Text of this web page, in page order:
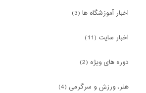
اخبار آموزشگاه ها (3)
اخبار سایت (11)
دوره های ویژه (2)
هنر، ورزش و سرگرمی (4)